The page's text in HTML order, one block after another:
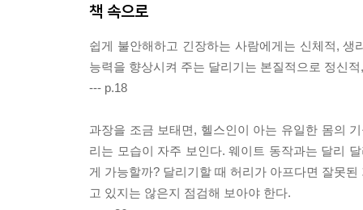
책 속으로
쉽게 불안해하고 긴장하는 사람에게는 신체적,
능력을 향상시켜 주는 달리기는 본질적으로 정신
--- p.18
과장을 조금 보태면, 헬스인이 아는 유일한 몸의
리는 모습이 자주 보인다. 웨이트 동작과는 달리
게 가능할까? 달리기할 때 허리가 아프다면 잘못
고 있지는 않은지 점검해 보아야 한다.